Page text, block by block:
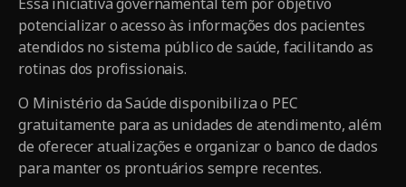
potencializar o acesso às informações dos pacientes
atendidos no sistema público de saúde, facilitando as
rotinas dos profissionais.
O Ministério da Saúde disponibiliza o PEC
gratuitamente para as unidades de atendimento, além
de oferecer atualizações e organizar o banco de dados
para manter os prontuários sempre recentes.